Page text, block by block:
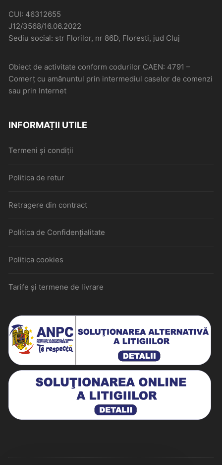
CUI: 46312655
J12/3568/16.06.2022
Sediu social: str Florilor, nr 86D, Floresti, jud Cluj
Obiect de activitate conform codurilor CAEN: 4791 –
Comerţ cu amănuntul prin intermediul caselor de comenzi
sau prin Internet
INFORMAȚII UTILE
Termeni și condiții
Politica de retur
Retragere din contract
Politica de Confidențialitate
Politica cookies
Tarife și termene de livrare